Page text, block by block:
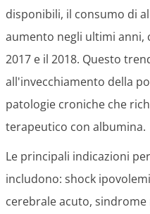
disponibili, il consumo di
aumento negli ultimi anni,
2017 e il 2018. Questo
all'invecchiamento della
patologie croniche che
terapeutico con albumina.
Le principali indicazioni
includono: shock
cerebrale acuto,